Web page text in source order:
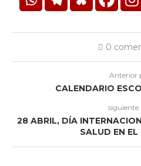
0
Anterior
CALENDARIO
siguiente
28 ABRIL, DÍA
SALUD EN